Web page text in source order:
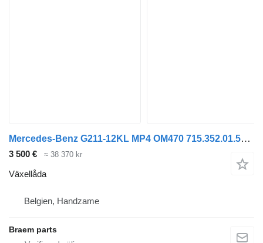
Mercedes-Benz G211-12KL MP4 OM470 715.352.01.554850 växellåda till lastbil
3 500 € ≈ 38 370 kr
Växellåda
Belgien, Handzame
Braem parts